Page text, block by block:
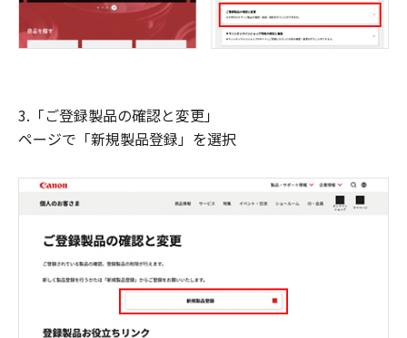
3.「ご登録製品の確認と変更」
ページで「新規製品登録」を選択